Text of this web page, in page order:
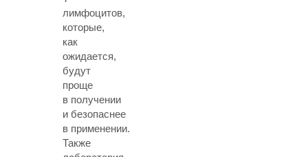
лимфоцитов,
которые,
как
ожидается,
будут
проще
в получении
и безопаснее
в применении.
Также